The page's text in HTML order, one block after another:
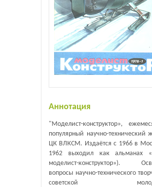
Аннотация
"Моделист-конструктор»,
популярный научно-технический
ЦК ВЛКСМ. Издаётся с 1966 в
1962 выходил как альманах
моделист-конструктор»).
вопросы научно-технического
советской